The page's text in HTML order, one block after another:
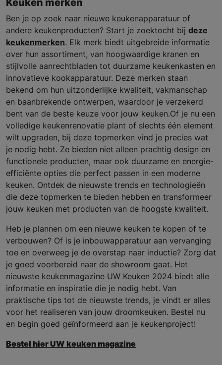
Keuken merken
Ben je op zoek naar nieuwe keukenapparatuur of
andere keukenproducten? Start je zoektocht bij deze
keukenmerken. Elk merk biedt uitgebreide informatie
over hun assortiment, van hoogwaardige kranen en
stijlvolle aanrechtbladen tot duurzame keukenkasten en
innovatieve kookapparatuur. Deze merken staan
bekend om hun uitzonderlijke kwaliteit, vakmanschap
en baanbrekende ontwerpen, waardoor je verzekerd
bent van de beste keuze voor jouw keuken.Of je nu een
volledige keukenrenovatie plant of slechts één element
wilt upgraden, bij deze topmerken vind je precies wat
je nodig hebt. Ze bieden niet alleen prachtig design en
functionele producten, maar ook duurzame en energie-
efficiënte opties die perfect passen in een moderne
keuken. Ontdek de nieuwste trends en technologieën
die deze topmerken te bieden hebben en transformeer
jouw keuken met producten van de hoogste kwaliteit.
Heb je plannen om een nieuwe keuken te kopen of te
verbouwen? Of is je inbouwapparatuur aan vervanging
toe en overweeg je de overstap naar inductie? Zorg dat
je goed voorbereid naar de showroom gaat. Het
nieuwste keukenmagazine UW Keuken 2024 biedt alle
informatie en inspiratie die je nodig hebt. Van
praktische tips tot de nieuwste trends, je vindt er alles
voor het realiseren van jouw droomkeuken. Bestel nu
en begin goed geïnformeerd aan je keukenproject!
Bestel hier UW keuken magazine